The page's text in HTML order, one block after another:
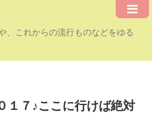
、これからの流行ものなどをゆる
１７♪ここに行けば絶対